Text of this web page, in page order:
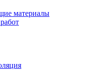
материалы